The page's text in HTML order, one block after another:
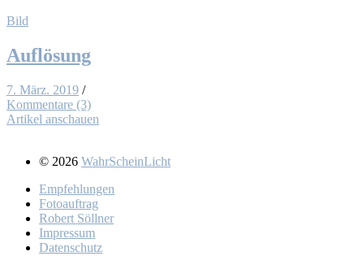
Bild
Auf­lö­sung
7. März. 2019 /
Kommentare (3)
Artikel anschauen
© 2026 WahrScheinLicht
Emp­feh­lun­gen
Fo­to­auf­trag
Ro­bert Söll­ner
Im­pres­sum
Da­ten­schutz